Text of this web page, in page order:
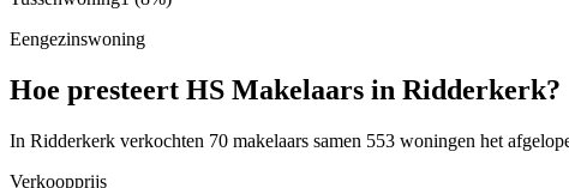
Eengezinswoning
Hoe presteert HS Makelaars in Ridderkerk?
In Ridderkerk verkochten 70 makelaars samen 553 woningen het
Verkoopprijs